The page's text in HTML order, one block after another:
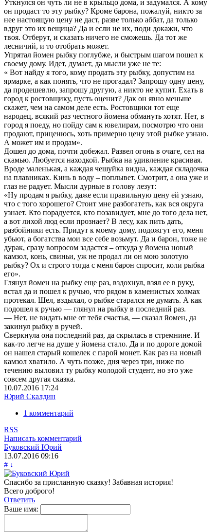
Уткнулся он чуть ли не в крыльцо дома, и задумался. А кому
он продаст то эту рыбку? Кроме барона, пожалуй, никто за
нее настоящую цену не даст, разве только аббат, да только
вдруг это их вещица? Да и если не их, поди докажи, что
твоя. Отберут, и сказать ничего не сможешь. Да тот же
лесничий, и то отобрать может.
Упрятал йомен рыбку поглубже, и быстрым шагом пошел к
своему дому. Идет, думает, да мысли уже не те:
« Вот найду я того, кому продать эту рыбку, допустим на
ярмарке, а как понять, что не прогадал? Запрошу одну цену,
да продешевлю, запрошу другую, а никто не купит. Ехать в
город к ростовщику, пусть оценит? Дак он явно меньше
скажет, чем на самом деле есть. Ростовщики тот еще
народец, всякий раз честного йомена обмануть хотят. Нет, в
город я поеду, но пойду сам к ювелирам, посмотрю что они
продают, приценюсь, хоть примерно цену этой рыбке узнаю.
А может им и продам».
Дошел до дома, почти добежал. Развел огонь в очаге, сел на
скамью. Любуется находкой. Рыбка на удивление красивая.
Вроде маленькая, а каждая чешуйка видна, каждая складочка
на плавниках. Кинь в воду – поплывет. Смотрит, а она уже и
глаз не радует. Мысли дурные в голову лезут:
«Ну продам я рыбку, даже если правильную цену ей узнаю,
что с того хорошего? Стоит мне разбогатеть, как вся округа
узнает. Кто порадуется, кто позавидует, мне до того дела нет,
а вот лихой люд если прознает? В лесу, как пить дать,
разбойники есть. Придут к моему дому, подожгут его, меня
убьют, а богатства мои все себе возьмут. Да и барон, тоже не
дурак, сразу вопросом задастся – откуда у йомена новый
камзол, конь, свиньи, уж не продал ли он мою золотую
рыбку? Ох и строго тогда с меня барон спросит, коли рыбка
его».
Глянул йомен на рыбку еще раз, вздохнул, взял ее в руку,
встал да и пошел к ручью, что рядом в каменистых холмах
протекал. Шел, вздыхал, о рыбке старался не думать. А как
подошел к ручью — глянул на рыбку в последний раз.
— Нет, не видать мне от тебя счастья, — сказал йомен, да
закинул рыбку в ручей.
Сверкнула она последний раз, да скрылась в стремнине. И
как-то легче на душе у йомена стало. Да и по дороге домой
он нашел старый кошелек с парой монет. Как раз на новый
камзол хватило. А чуть позже, дня через три, ниже по
течению выловил ту рыбку молодой студент, но это уже
совсем другая сказка.
10.07.2016 17:24
Юрий Скалдин
1 комментарий
RSS
Написать комментарий
Буковский Юрий
13.07.2016 09:16
# ↓
Спасибо за присланную сказку! Забавная история!
Всего доброго!
Ответить
Ваше имя: